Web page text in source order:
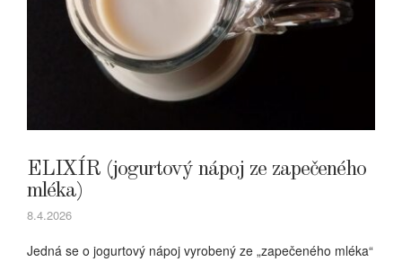
ELIXÍR (jogurtový nápoj ze zapečeného
mléka)
8.4.2026
Jedná se o jogurtový nápoj vyrobený ze „zapečeného mléka“